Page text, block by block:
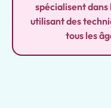
spécialisent
utilisant des
tous les